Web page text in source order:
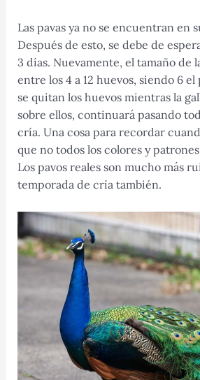
Las pavas ya no se encuentran en
Después de esto, se debe de
3 días. Nuevamente, el tamaño de
entre los 4 a 12 huevos, siendo 6
se quitan los huevos mientras la
sobre ellos, continuará pasando
cría. Una cosa para recordar
que no todos los colores y
Los pavos reales son mucho más
temporada de cría también.